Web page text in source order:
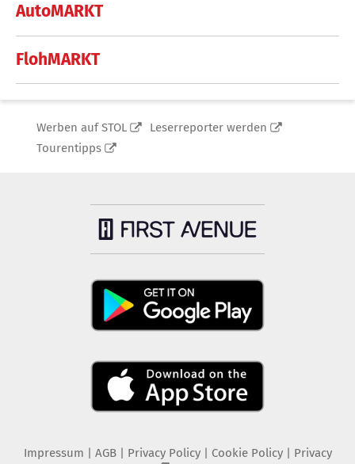
AutoMARKT
FlohMARKT
Werben auf STOL
Leserreporter werden
Tourentipps
Impressum AGB Privacy Policy| Cookie Policy| Privacy